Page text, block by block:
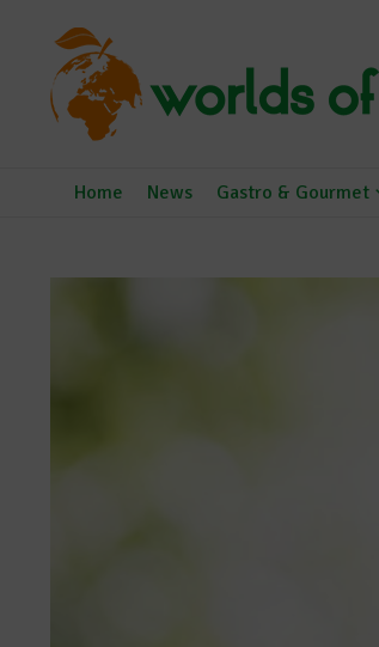
Home News Gastro & Gourmet